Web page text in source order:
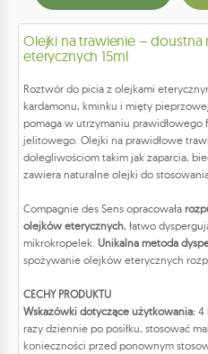
Olejki na trawienie – doustna
eterycznych 15ml
Roztwór do picia z olejkami
kardamonu, kminku i mięty
pomaga w utrzymaniu prawidłowego
jelitowego. Olejki na prawidłowe
dolegliwościom takim jak zaparcia,
zawiera naturalne olejki do
Compagnie des Sens opracowała
olejków eterycznych, łatwo
mikrokropelek. Unikalna metoda
spożywanie olejków eterycznych
CECHY PRODUKTU
Wskazówki dotyczące użytkowania: 4
razy dziennie po posiłku, stosować
konieczności przed ponownym